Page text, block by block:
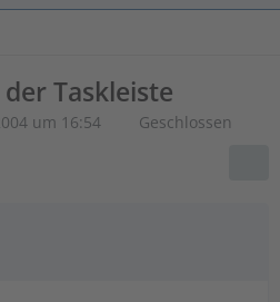
Taskleiste
um 16:54 Geschlossen